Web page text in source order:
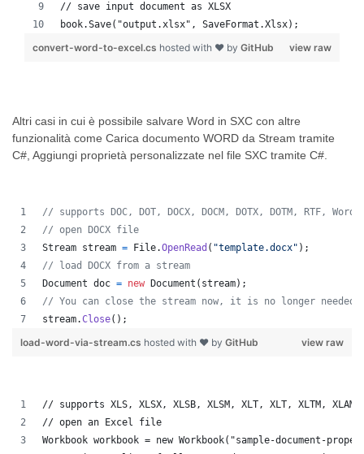
// save input document as XLSX
book.Save("output.xlsx", SaveFormat.Xlsx);
view raw
convert-word-to-excel.cs hosted with ❤ by GitHub
Altri casi in cui è possibile salvare Word in SXC con altre
funzionalità come Carica documento WORD da Stream tramite
C#, Aggiungi proprietà personalizzate nel file SXC tramite C#.
// supports DOC, DOT, DOCX, DOCM, DOTX, DOTM, RTF,
// open DOCX file
Stream stream = File.OpenRead ( "template.docx" ) ;
// load DOCX from a stream
Document doc = new Document ( stream) ;
// You can close the stream now, it is no longer needed
stream.Close( ) ;
view raw
load-word-via-stream.cs hosted with ❤ by GitHub
// supports XLS, XLSX, XLSB, XLSM, XLT, XLT, XLTM,
// open an Excel file
Workbook workbook = new Workbook("sample-document-